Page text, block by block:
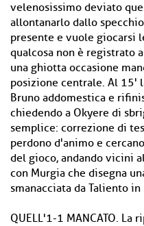
velenosissimo deviato
allontanarlo dallo
presente e vuole giocarsi
qualcosa non è registrato
una ghiotta occasione
posizione centrale. Al 15'
Bruno addomestica e
chiedendo a Okyere di
semplice: correzione di
perdono d'animo e
del gioco, andando vicini
con Murgia che disegna
smanacciata da Taliento in
QUELL'1-1 MANCATO. La